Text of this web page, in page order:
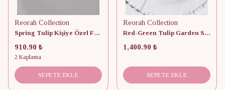
Reorah Collection
Spring Tulip Kişiye Özel Fotoğraflı Kapaklı Kolye
910.90 ₺
2 Kaplama
SEPETE EKLE
Reorah Collection
Red-Green Tulip Garden Saat
1,400.90 ₺
SEPETE EKLE